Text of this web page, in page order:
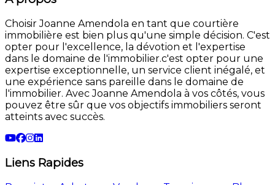
Choisir Joanne Amendola en tant que courtière
immobilière est bien plus qu'une simple décision. C'est
opter pour l'excellence, la dévotion et l'expertise
dans le domaine de l'immobilier.c'est opter pour une
expertise exceptionnelle, un service client inégalé, et
une expérience sans pareille dans le domaine de
l'immobilier. Avec Joanne Amendola à vos côtés, vous
pouvez être sûr que vos objectifs immobiliers seront
atteints avec succès.
Liens Rapides